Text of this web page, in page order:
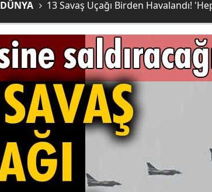
DÜNYA 13 Savaş Uçağı Birden Havalandı!